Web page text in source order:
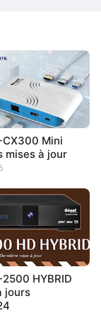
CX300 Mini
mises à jour
HYBRID
jours